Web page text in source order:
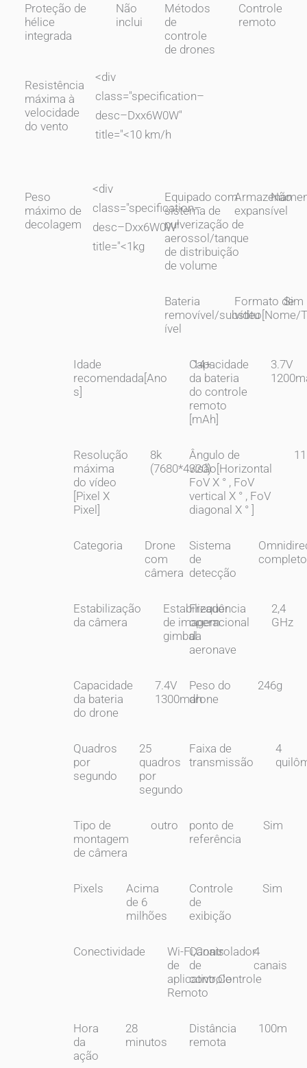
Proteção de
hélice
integrada
Não
inclui
Métodos
de
controle
de drones
Controle
remoto
Resistência
máxima à
velocidade
do vento
<div
class="specification–
desc–Dxx6W0W"
title="<10 km/h
Peso
máximo de
decolagem
<div
class="specification–
desc–Dxx6W0W"
title="<1kg
Equipado com
sistema de
pulverização de
aerossol/tanque
de distribuição
de volume
Não
expansível
Bateria
removível/substitu
ível
Sim
Formato de
vídeo[Nome/
Idade
recomendada[Ano
s]
14+
Capacidade
da bateria
do controle
remoto
[mAh]
3.7V
Resolução
máxima
do vídeo
[Pixel X
Pixel]
8k
(7680*4320)
Ângulo de
visão[Horizontal
FoV X ° , FoV
vertical X ° , FoV
diagonal X ° ]
Categoria
Drone
com
câmera
Sistema
de
detecção
completo
Estabilização
da câmera
Estabilizador
de imagem
gimbal
Frequência
operacional
da
aeronave
2,4
GHz
Capacidade
da bateria
do drone
7.4V
1300mah
Peso do
drone
246g
Quadros
por
segundo
25
quadros
por
segundo
Faixa de
transmissão
4
Tipo de
montagem
de câmera
outro
ponto de
referência
Sim
Pixels
Acima
de 6
milhões
Controle
de
exibição
Sim
Conectividade
Wi-Fi,Controlador
de
aplicativo,Controle
Remoto
Canais
de
controle
4
canais
Hora
da
ação
28
minutos
Distância
remota
100m